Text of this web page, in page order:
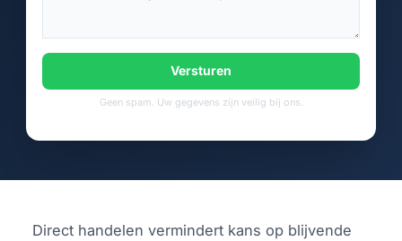
Versturen
Geen spam. Uw gegevens zijn veilig bij ons.
Direct handelen vermindert kans op blijvende